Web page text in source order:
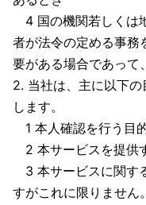
4 国の機関若しくは
者が法令の定める事務
要がある場合であって
2. 当社は、主に以下
します。
1 本人確認を行う目
2 本サービスを提供
3 本サービスに関す
すがこれに限りません